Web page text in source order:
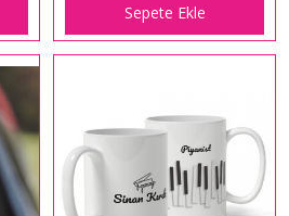
Sepete Ekle